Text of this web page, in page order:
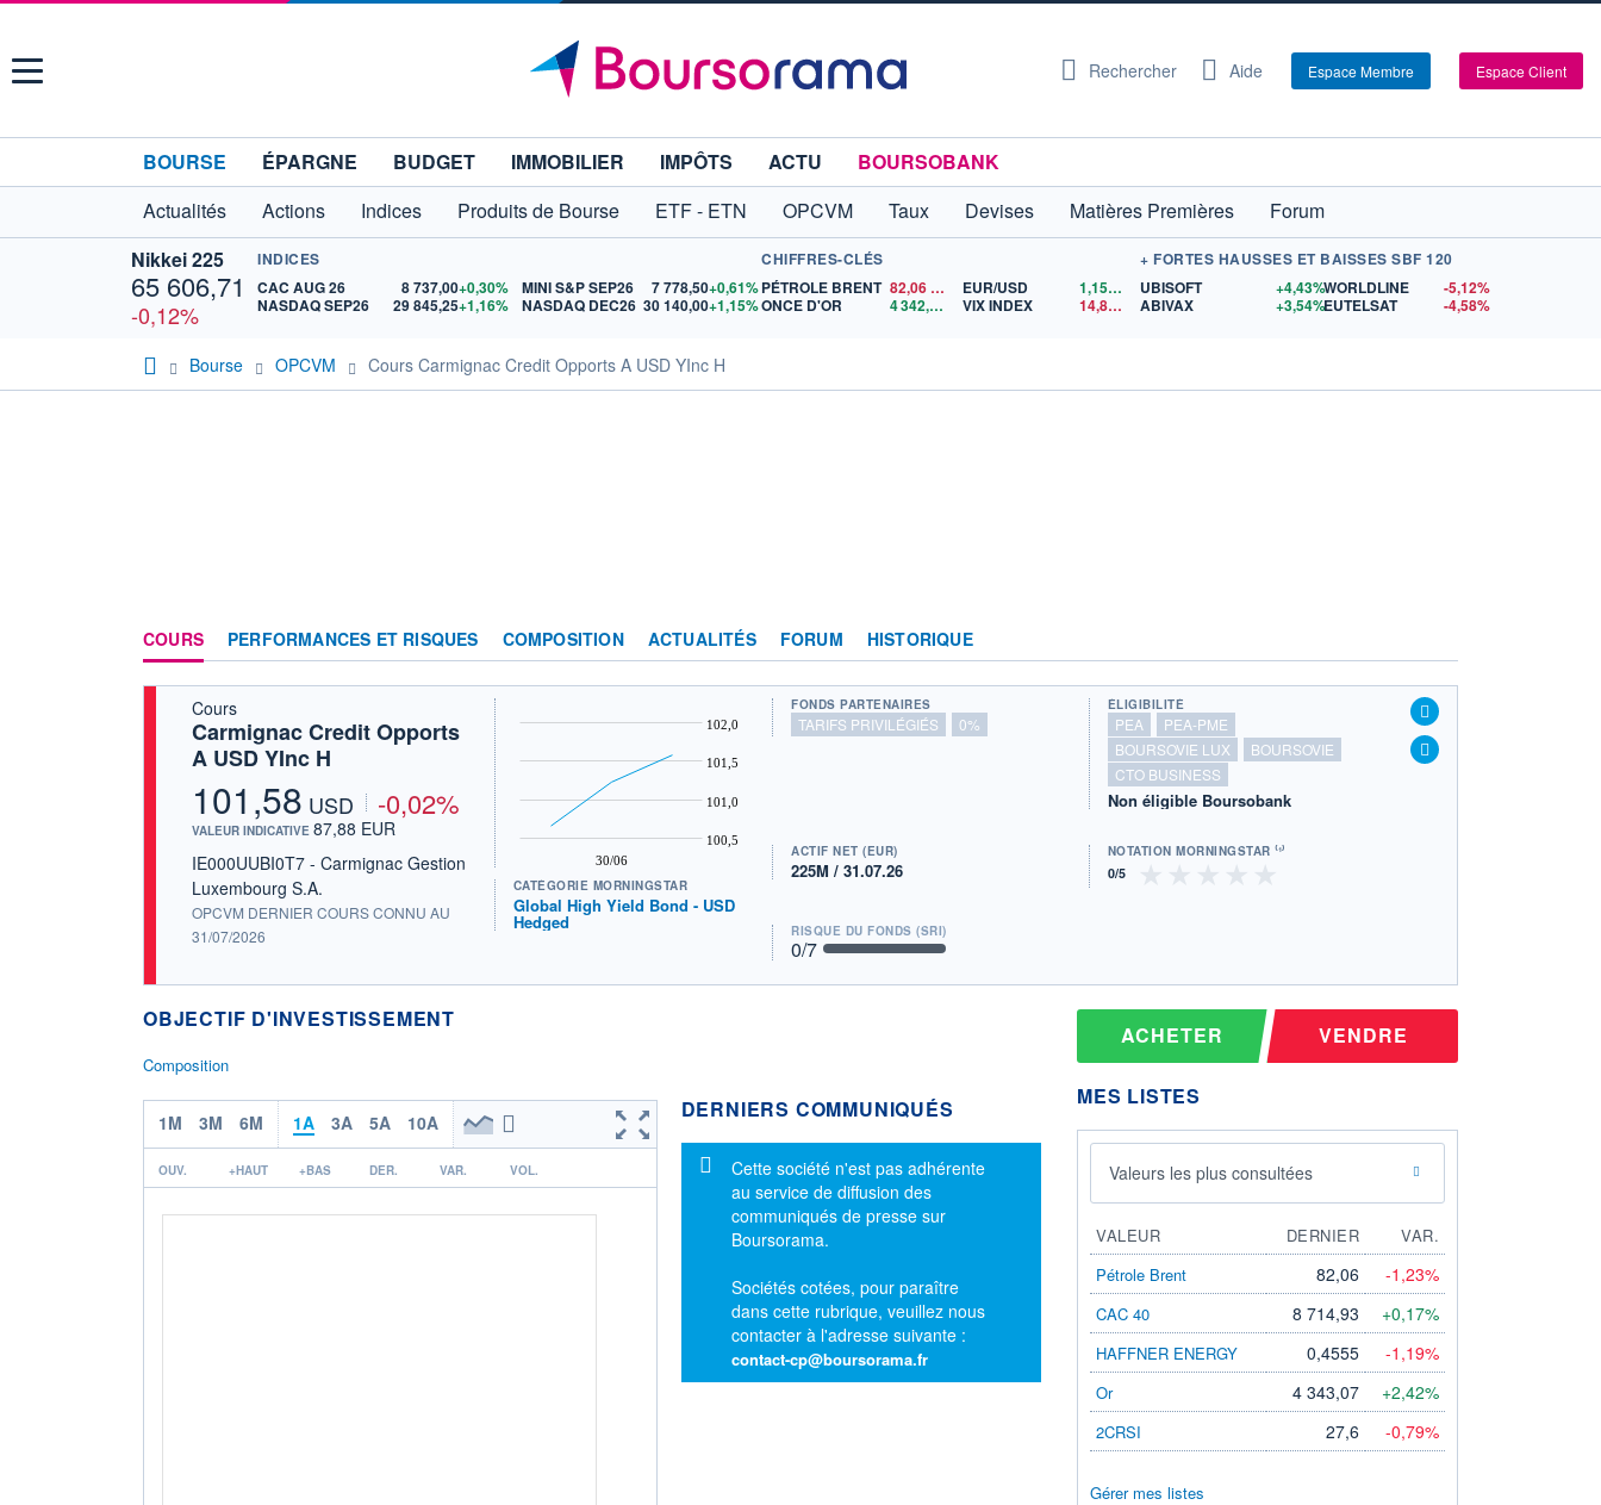
Menu Rechercher Aide Espace Membre Espace Client
BOURSE ÉPARGNE BUDGET IMMOBILIER IMPÔTS ACTU
BOURSOBANK
Actualités
Actions Indices Produits de Bourse ETF - ETN OPCVM Taux Devises Matières Premières
Forum
Nikkei 225
65 606,71
-0,12%
INDICES
CAC AUG 26
8 737,00+0,30%
NASDAQ SEP26
29 845,25+1,16%
MINI S&P SEP26 7 778,50+0,61%
NASDAQ DEC26 30 140,00+1,15%
CHIFFRES-CLÉS
PÉTROLE BRENT 82,06
ONCE D'OR
4 342,87 $US
EUR/USD 1,1560
$US
VIX INDEX
14,89$US
+ FORTES HAUSSES ET BAISSES SBF 120
UBISOFT
+4,43%
ABIVAX
+3,54%
WORLDLINE
-5,12%
EUTELSAT
-4,58%
Bourse OPCVM Cours Carmignac Credit Opports A USD YInc H
COURS PERFORMANCES ET RISQUES COMPOSITION ACTUALITÉS FORUM HISTORIQUE
Cours
Carmignac Credit Opports
A USD YInc H
101,58 USD -0,02%
VALEUR INDICATIVE 87,88 EUR
IE000UUBI0T7 - Carmignac Gestion
Luxembourg S.A.
OPCVM DERNIER COURS CONNU AU
31/07/2026
30/06
100,5
101,0
101,5
102,0
CATÉGORIE MORNINGSTAR
Global High Yield Bond - USD
Hedged
FONDS PARTENAIRES
TARIFS PRIVILÉGIÉS 0%
ÉLIGIBILITÉ
PEA
PEA-PME
BOURSOVIE LUX
BOURSOVIE
CTO BUSINESS
Non éligible Boursobank
ACTIF NET (EUR)
225M / 31.07.26
NOTATION MORNINGSTAR ⁽¹⁾
RISQUE DU FONDS (SRI)
0/7
OBJECTIF D'INVESTISSEMENT
Composition
1M 3M 6M 1A 3A 5A 10A
OUV. +HAUT +BAS DER. VAR. VOL.
DERNIERS COMMUNIQUÉS
Message d'information
Cette société n'est pas adhérente
au service de diffusion des
communiqués de presse sur
Boursorama.
Sociétés cotées, pour paraître
dans cette rubrique, veuillez nous
contacter à l'adresse suivante :
contact-cp@boursorama.fr
ACHETER VENDRE
MES LISTES
Valeurs les plus consultées
VALEUR DERNIER
VAR.
Pétrole Brent
82,06 -1,23%
CAC 40 8 714,93 +0,17%
HAFFNER ENERGY 0,4555 -1,19%
Or 4 343,07 +2,42%
2CRSI 27,6 -0,79%
Gérer mes listes